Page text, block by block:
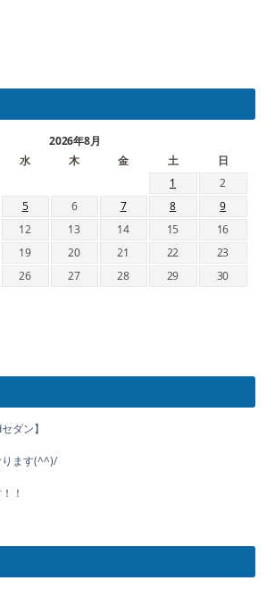
2026年8月
水 木 金 土
日
1
2
5 6 7 8
9
12 13 14 15
16
19 20 21 22
23
26 27 28 29
30
ダン】
ります(^^)/
！